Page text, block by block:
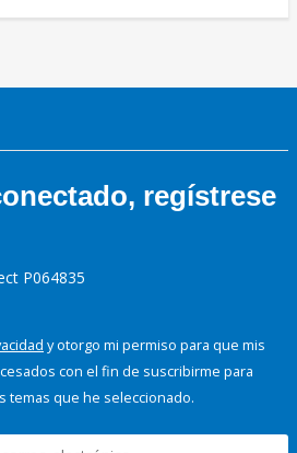
regístrese
P064835
y otorgo mi permiso para que mis
con el fin de suscribirme para
temas que he seleccionado.